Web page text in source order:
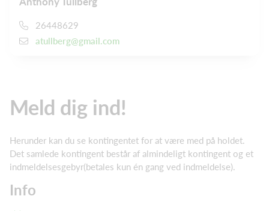
26448629
atullberg@gmail.com
Meld dig ind!
Herunder kan du se kontingentet for at være med på holdet.
Det samlede kontingent består af almindeligt kontingent og et
indmeldelsesgebyr(betales kun én gang ved indmeldelse).
Info